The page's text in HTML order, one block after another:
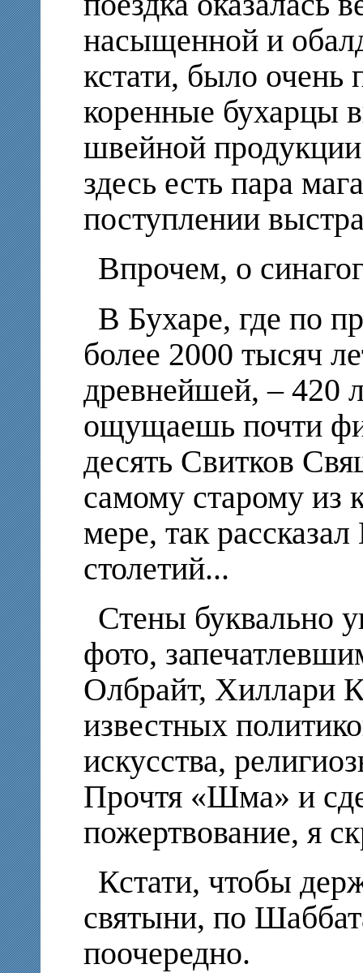
насыщенной и
кстати, было очень
коренные бухарцы
швейной
здесь есть пара
поступлении
Впрочем, о
В Бухаре, где по
более 2000 тысяч
древнейшей, – 420
ощущаешь почти
десять Свитков
самому старому из
мере, так
столетий...
Стены буквально
фото,
Олбрайт, Хиллари
известных
искусства,
Прочтя «Шма» и
пожертвование, я
Кстати, чтобы
святыни, по
поочередно.